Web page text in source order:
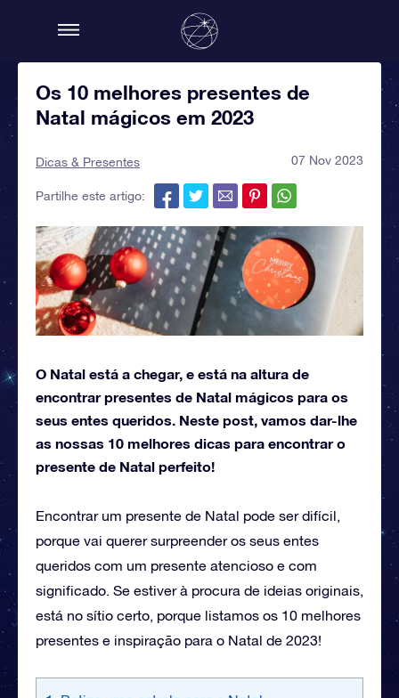
Os 10 melhores presentes de
Natal mágicos em 2023
Dicas & Presentes 07 Nov 2023
Partilhe este artigo:
O Natal está a chegar, e está na altura de
encontrar presentes de Natal mágicos para os
seus entes queridos. Neste post, vamos dar-lhe
as nossas 10 melhores dicas para encontrar o
presente de Natal perfeito!
Encontrar um presente de Natal pode ser difícil,
porque vai querer surpreender os seus entes
queridos com um presente atencioso e com
significado. Se estiver à procura de ideias originais,
está no sítio certo, porque listamos os 10 melhores
presentes e inspiração para o Natal de 2023!